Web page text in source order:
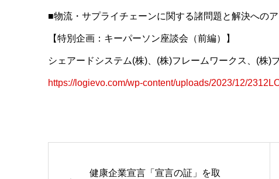
■物流・サプライチェーンに関する諸問題と解決への
【特別企画：キーパーソン座談会（前編）】
シェアードシステム(株)、(株)フレームワークス、(株)
https://logievo.com/wp-content/uploads/2023/12/
健康企業宣言「宣言の証」を取